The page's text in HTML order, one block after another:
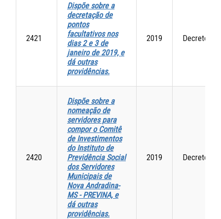
2421
Dispõe sobre a
decretação de
pontos
facultativos nos
dias 2 e 3 de
janeiro de 2019, e
dá outras
providências.
2019 Decretos
2420
Dispõe sobre a
nomeação de
servidores para
compor o Comitê
de Investimentos
do Instituto de
Previdência Social
dos Servidores
Municipais de
Nova Andradina-
MS - PREVINA, e
dá outras
providências.
2019 Decretos